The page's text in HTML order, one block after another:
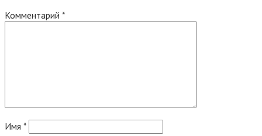
Комментарий *
Имя *